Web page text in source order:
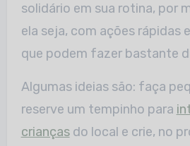
solidário em sua rotina, por
ela seja, com ações rápidas
que podem fazer bastante
Algumas ideias são: faça
reserve um tempinho para
criançasdo local e crie, no